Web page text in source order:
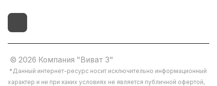
© 2026 Компания "Виват 3"
*Данный интернет-ресурс носит исключительно информационный
характер и ни при каких условиях не является публичной офертой,